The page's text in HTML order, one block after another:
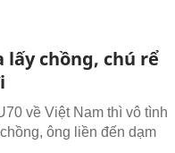
chồng, chú rể
về Việt Nam thì vô tình
ông liền đến dạm